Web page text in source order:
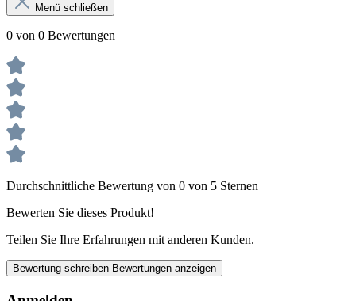
Menü schließen
0 von 0 Bewertungen
Durchschnittliche Bewertung von 0 von 5 Sternen
Bewerten Sie dieses Produkt!
Teilen Sie Ihre Erfahrungen mit anderen Kunden.
Bewertung schreiben Bewertungen anzeigen